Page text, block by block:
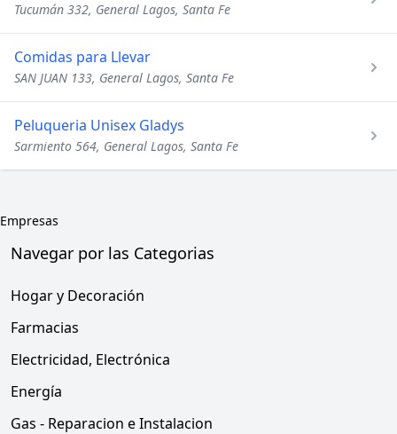
Tucumán 332, General Lagos, Santa Fe
Comidas para Llevar
SAN JUAN 133, General Lagos, Santa Fe
Peluqueria Unisex Gladys
Sarmiento 564, General Lagos, Santa Fe
Empresas
Navegar por las Categorias
Hogar y Decoración
Farmacias
Electricidad, Electrónica
Energía
Gas - Reparacion e Instalacion